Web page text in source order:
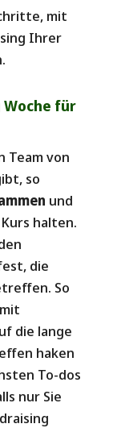
mit
Ihrer
für
Team von
so
und
halten.
die
So
die lange
haken
To-dos
nur Sie